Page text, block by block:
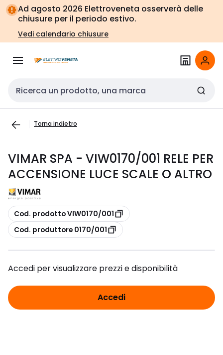
Vai alla
navigazione
Vai
alla
pagina
Ad agosto 2026 Elettroveneta osserverà delle
chiusure per il periodo estivo.
Vedi calendario chiusure
Cerca input
Torna indietro
VIMAR SPA - VIW0170/001 RELE PER
ACCENSIONE LUCE SCALE O ALTRO
copia
Cod. prodotto VIW0170/001
copia
Cod. produttore 0170/001
Accedi per visualizzare prezzi e disponibilità
Accedi